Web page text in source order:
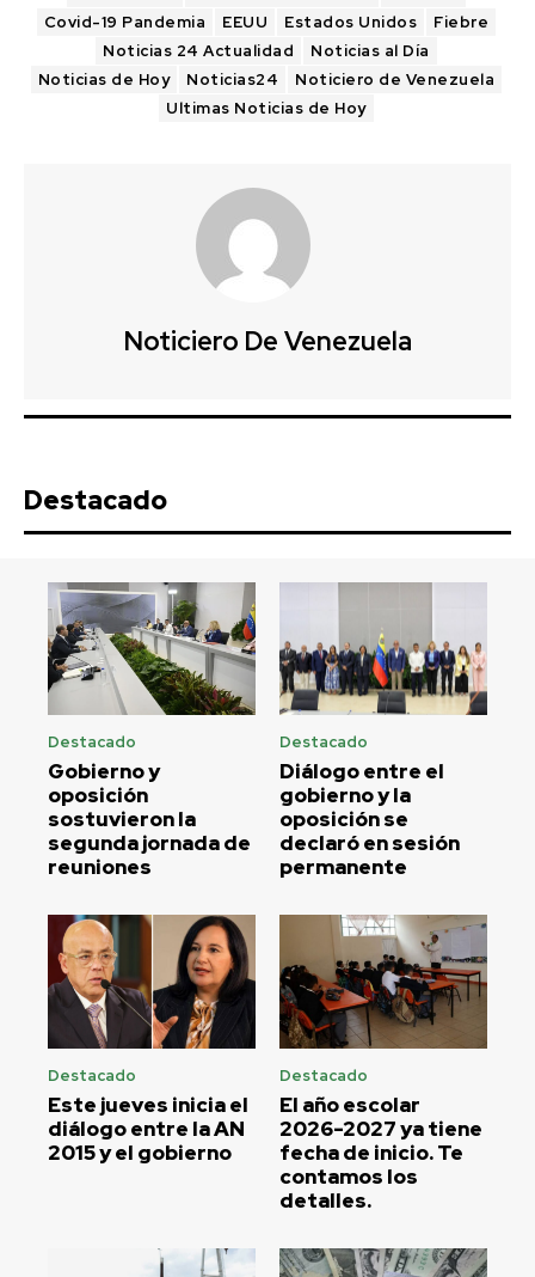
Covid-19 Pandemia
EEUU Estados Unidos
Fiebre
Noticias 24 Actualidad
Noticias al Día
Noticias de Hoy
Noticias24
Noticiero de Venezuela
Ultimas Noticias de Hoy
Noticiero De Venezuela
Destacado
Destacado
Gobierno y
oposición
sostuvieron la
segunda jornada de
reuniones
Destacado
Diálogo entre el
gobierno y la
oposición se
declaró en sesión
permanente
Destacado
Este jueves inicia el
diálogo entre la AN
2015 y el gobierno
Destacado
El año escolar
2026-2027 ya tiene
fecha de inicio. Te
contamos los
detalles.